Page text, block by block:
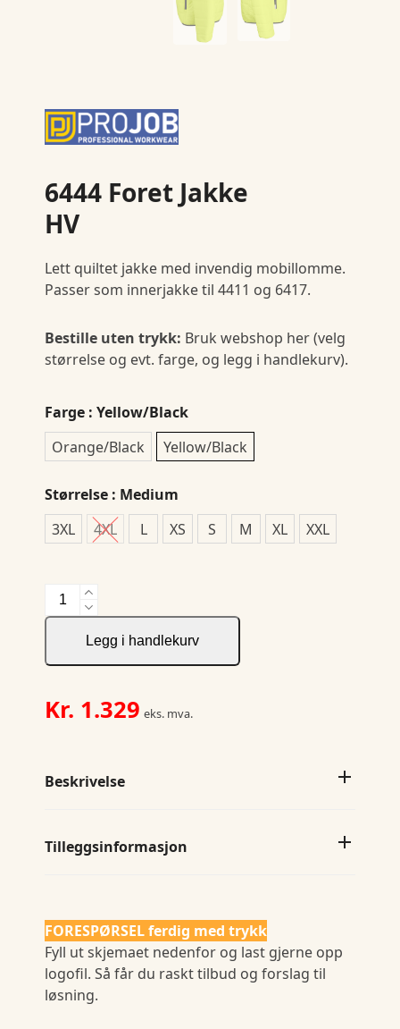
6444 Foret Jakke
HV
Lett quiltet jakke med invendig mobillomme.
Passer som innerjakke til 4411 og 6417.
Bestille uten trykk: Bruk webshop her (velg
størrelse og evt. farge, og legg i handlekurv).
Farge : Yellow/Black
Orange/Black
Yellow/Black
Størrelse : Medium
3XL
4XL L XS S M XL XXL
6444
Foret
HV
Legg i handlekurv
Kr. 1.329 eks. mva.
Beskrivelse
Tilleggsinformasjon
FORESPØRSEL ferdig med trykk
Fyll ut skjemaet nedenfor og last gjerne opp
logofil. Så får du raskt tilbud og forslag til
løsning.